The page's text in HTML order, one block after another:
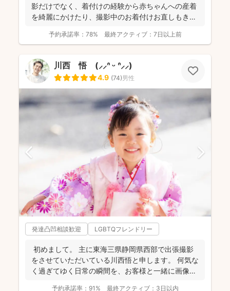
影だけでなく、着付けの経験から赤ちゃんへの産着
を綺麗にかけたり、撮影中のお着付けお直しもき
予約承諾率： 78% 最終アクティブ： 7日以上前
川西 悟 (⸝⸝ᐢ ᵕ ᐢ⸝⸝)
4.9 (74)男性
発達凸凹相談歓迎 LGBTQフレンドリー
初めまして。 主に東海三県静岡県西部で出張撮影
をさせていただいている川西悟と申します。 何気な
く過ぎてゆく日常の瞬間を、お客様と一緒に画像と
予約承諾率： 91% 最終アクティブ： 3日以内